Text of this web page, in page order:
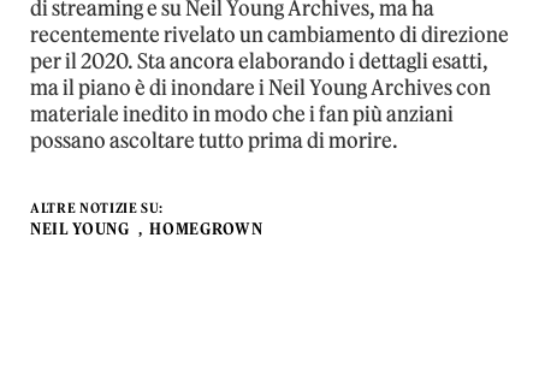
di streaming e su Neil Young Archives, ma ha
recentemente rivelato un cambiamento di direzione
per il 2020. Sta ancora elaborando i dettagli esatti,
ma il piano è di inondare i Neil Young Archives con
materiale inedito in modo che i fan più anziani
possano ascoltare tutto prima di morire.
ALTRE NOTIZIE SU:
NEIL YOUNG HOMEGROWN